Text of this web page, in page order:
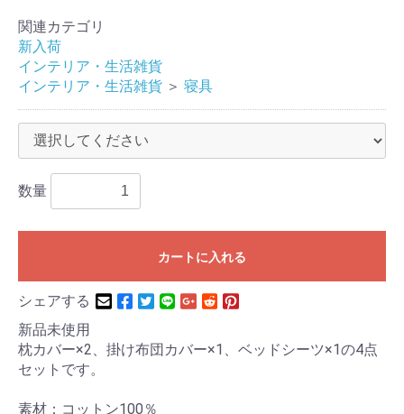
関連カテゴリ
新入荷
インテリア・生活雑貨
インテリア・生活雑貨 ＞ 寝具
数量
カートに入れる
シェアする
新品未使用
枕カバー×2、掛け布団カバー×1、ベッドシーツ×1の4点
セットです。
素材：コットン100％